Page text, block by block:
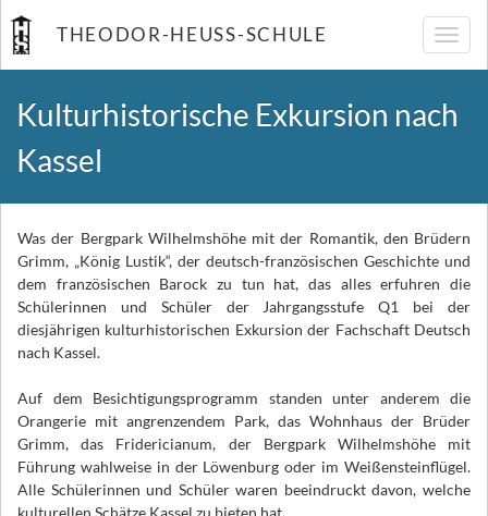
THEODOR-HEUSS-SCHULE
Kulturhistorische Exkursion nach
Kassel
Was der Bergpark Wilhelmshöhe mit der Romantik, den Brüdern
Grimm, „König Lustik“, der deutsch-französischen Geschichte und
dem französischen Barock zu tun hat, das alles erfuhren die
Schülerinnen und Schüler der Jahrgangsstufe Q1 bei der
diesjährigen kulturhistorischen Exkursion der Fachschaft Deutsch
nach Kassel.
Auf dem Besichtigungsprogramm standen unter anderem die
Orangerie mit angrenzendem Park, das Wohnhaus der Brüder
Grimm, das Fridericianum, der Bergpark Wilhelmshöhe mit
Führung wahlweise in der Löwenburg oder im Weißensteinflügel.
Alle Schülerinnen und Schüler waren beeindruckt davon, welche